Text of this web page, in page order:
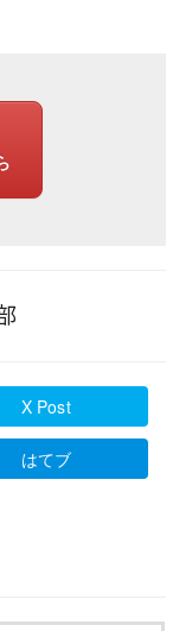
X Post
はてブ